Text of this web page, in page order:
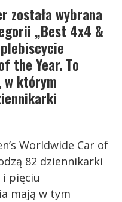
została wybrana
„Best 4x4 &
the Year. To
w którym
Worldwide Car of
82 dziennikarki
pięciu
mają w tym